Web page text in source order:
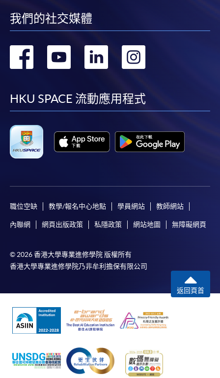
我們的社交媒體
轉
facebook
轉
youtube
轉
linkedin
轉
HKU SPACE 流動應用程式
職位空缺 教學/報名中心地點 學員網站 教師網站
內聯網 網頁出版政策 私隱政策 網站地圖 無障礙網頁
© 2026 香港大學專業進修學院 版權所有
香港大學專業進修學院乃非牟利擔保有限公司
返回頁首